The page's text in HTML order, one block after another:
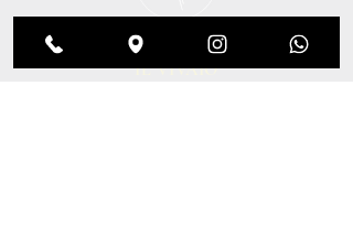
IL VIVAIO